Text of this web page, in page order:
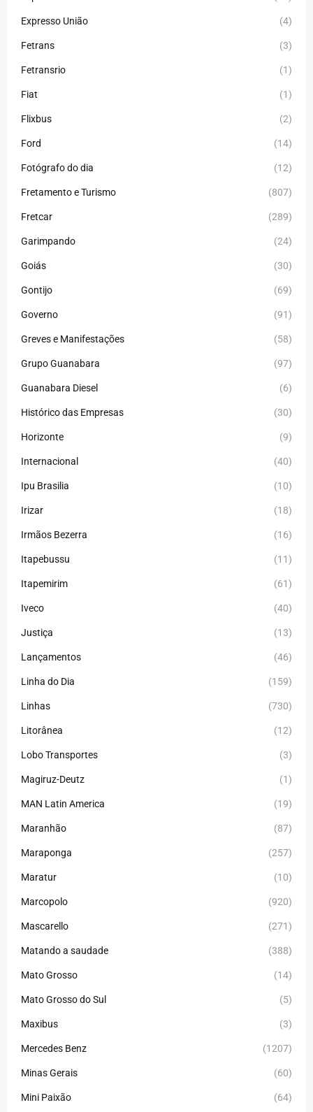
Expresso União (4)
Fetrans (3)
Fetransrio (1)
Fiat (1)
Flixbus (2)
Ford (14)
Fotógrafo do dia (12)
Fretamento e Turismo (807)
Fretcar (289)
Garimpando (24)
Goiás (30)
Gontijo (69)
Governo (91)
Greves e Manifestações (58)
Grupo Guanabara (97)
Guanabara Diesel (6)
Histórico das Empresas (30)
Horizonte (9)
Internacional (40)
Ipu Brasilia (10)
Irizar (18)
Irmãos Bezerra (16)
Itapebussu (11)
Itapemirim (61)
Iveco (40)
Justiça (13)
Lançamentos (46)
Linha do Dia (159)
Linhas (730)
Litorânea (12)
Lobo Transportes (3)
Magiruz-Deutz (1)
MAN Latin America (19)
Maranhão (87)
Maraponga (257)
Maratur (10)
Marcopolo (920)
Mascarello (271)
Matando a saudade (388)
Mato Grosso (14)
Mato Grosso do Sul (5)
Maxibus (3)
Mercedes Benz (1207)
Minas Gerais (60)
Mini Paixão (64)